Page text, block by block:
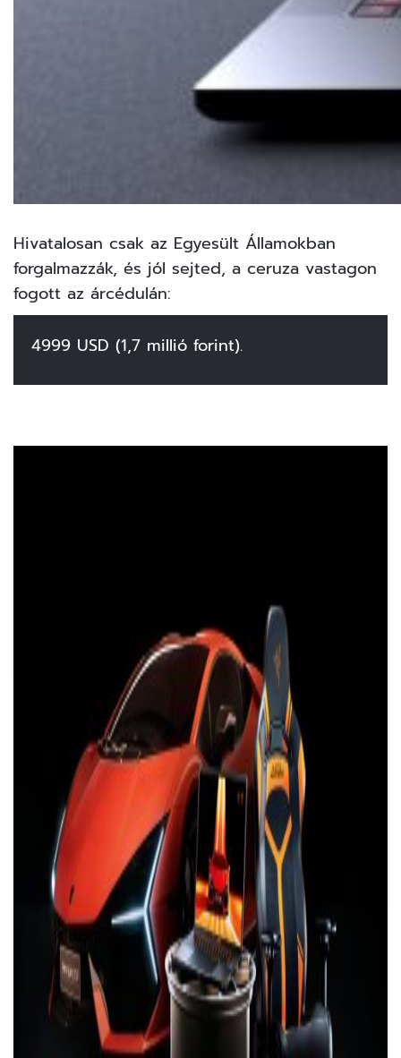
Hivatalosan csak az Egyesült Államokban
forgalmazzák, és jól sejted, a ceruza vastagon
fogott az árcédulán:
4999 USD (1,7 millió forint).